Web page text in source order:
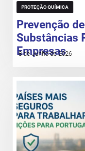
PROTEÇÃO QUÍMICA
Prevenção
Substâncias
Empresas
8 de Junho de 2026